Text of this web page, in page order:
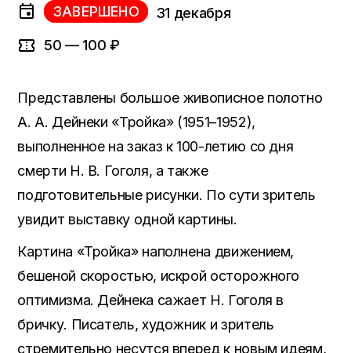
ЗАВЕРШЕНО
31 декабря
50 — 100 ₽
Представлены большое живописное полотно
А. А. Дейнеки «Тройка» (1951–1952),
выполненное на заказ к 100-летию со дня
смерти Н. В. Гоголя, а также
подготовительные рисунки. По сути зритель
увидит выставку одной картины.
Картина «Тройка» наполнена движением,
бешеной скоростью, искрой осторожного
оптимизма. Дейнека сажает Н. Гоголя в
бричку. Писатель, художник и зритель
стремительно несутся вперед к новым идеям,